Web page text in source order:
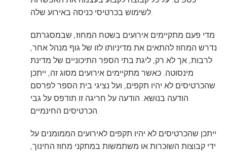
לשימוש בכרטיסי כניסה באירוע שלה.
מדי פעם מתקיימים אירועים בשטח המחוז, שבמסגרתם
נדרש המחוז להתאים את מדיניותו לזו של גוף מנהל אחר,
לרבות, אך לא רק, ליגת בתי הספר התיכוניים של מדינת
מינסוטה. כאשר מתקיימים אירועים מסוג זה, ייתכן
שהכרטיסים לא יהיו תקפים, ועל נציגי בית הספר לפרסם
הודעה בנושא. הודעה על חריגה זו תודפס על גבי
הכרטיסים החינמיים.
ייתכן שהכרטיסים לא יהיו תקפים לאירועים הממומנים על
ידי קבוצות השוכרות או משתמשות במתקני מחוז החינוך,